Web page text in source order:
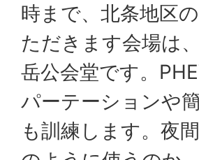
時まで、北条地区
ただきます会場は
岳公会堂です。
パーテーションや
も訓練します。夜